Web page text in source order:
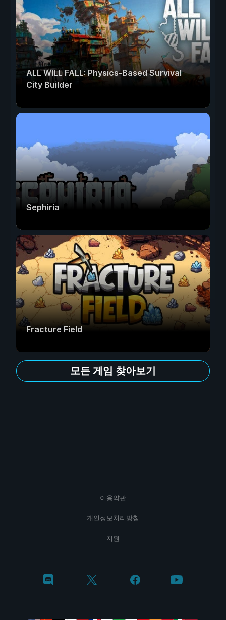
ALL WILL FALL: Physics-Based Survival
City Builder
Sephiria
Fracture Field
모든 게임 찾아보기
이용약관
개인정보처리방침
지원